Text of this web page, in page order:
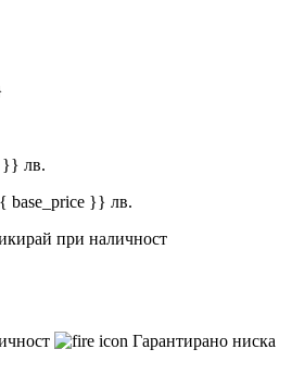
лв.
base_price }} лв.
при наличност
Гарантирано ниска